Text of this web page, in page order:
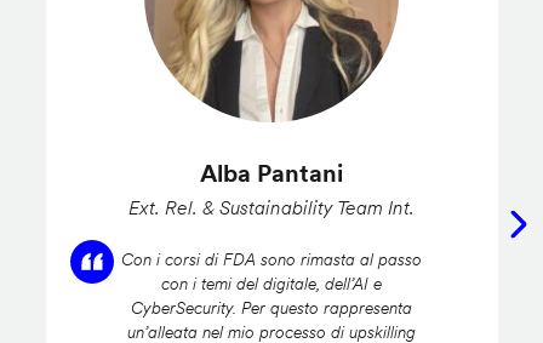
Alba Pantani
Ext. Rel. & Sustainability Team Int.
Con i corsi di FDA sono rimasta al passo
con i temi del digitale, dell’AI e
CyberSecurity. Per questo rappresenta
un’alleata nel mio processo di upskilling